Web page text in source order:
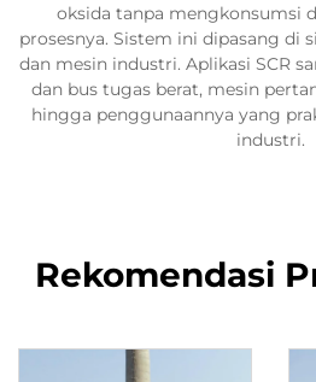
oksida tanpa mengkonsumsi
prosesnya. Sistem ini dipasang di
dan mesin industri. Aplikasi SCR
dan bus tugas berat, mesin
hingga penggunaannya yang
industri.
Rekomendasi